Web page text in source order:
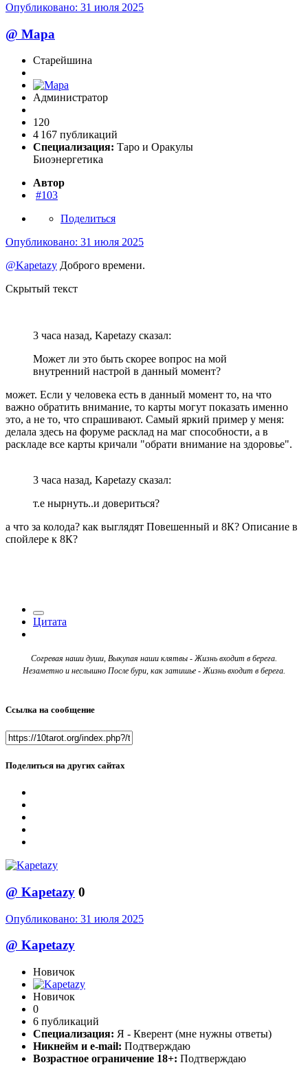
Опубликовано: 31 июля 2025
@ Мара
Старейшина
Администратор
120
4 167 публикаций
Специализация: Таро и Оракулы
Биоэнергетика
Автор
#103
Поделиться
Опубликовано: 31 июля 2025
@Kapetazy Доброго времени.
Скрытый текст
3 часа назад, Kapetazy сказал:
Может ли это быть скорее вопрос на мой
внутренний настрой в данный момент?
может. Если у человека есть в данный момент то, на что
важно обратить внимание, то карты могут показать именно
это, а не то, что спрашивают. Самый яркий пример у меня:
делала здесь на форуме расклад на маг способности, а в
раскладе все карты кричали "обрати внимание на здоровье".
3 часа назад, Kapetazy сказал:
т.е нырнуть..и довериться?
а что за колода? как выглядят Повешенный и 8К? Описание в
спойлере к 8К?
Цитата
Согревая наши души, Выкупая наши клятвы - Жизнь входит в берега.
Незаметно и неслышно После бури, как затишье - Жизнь входит в берега.
Ссылка на сообщение
Поделиться на других сайтах
@ Kapetazy 0
Опубликовано: 31 июля 2025
@ Kapetazy
Новичок
Новичок
0
6 публикаций
Специализация: Я - Кверент (мне нужны ответы)
Никнейм и e-mail: Подтверждаю
Возрастное ограничение 18+: Подтверждаю